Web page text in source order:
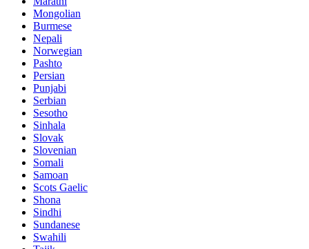
Mongolian
Burmese
Nepali
Norwegian
Pashto
Persian
Punjabi
Serbian
Sesotho
Sinhala
Slovak
Slovenian
Somali
Samoan
Scots Gaelic
Shona
Sindhi
Sundanese
Swahili